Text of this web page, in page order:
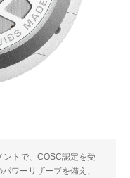
トで、COSC認定を受
ワーリザーブを備え、